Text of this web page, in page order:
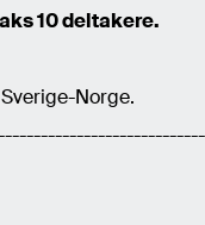
10 deltakere.
Norge.